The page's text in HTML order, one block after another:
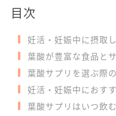
目次
妊活・妊娠中に摂取
葉酸が豊富な食品と
葉酸サプリを選ぶ際
妊活・妊娠中におす
葉酸サプリはいつ飲